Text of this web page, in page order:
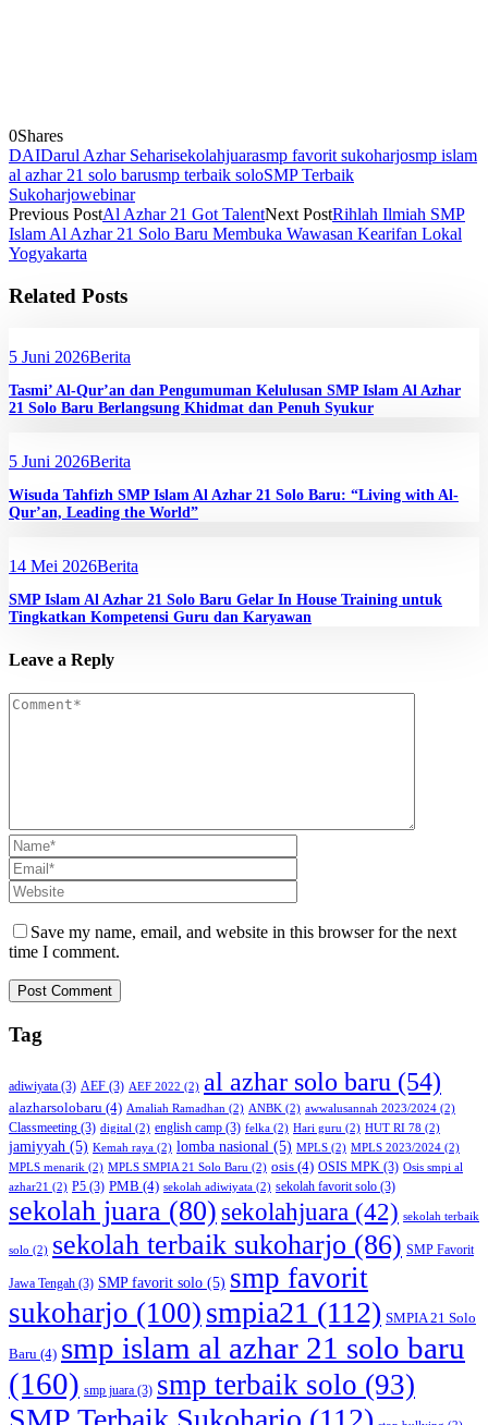
0Shares
DAIDarul Azhar Seharisekolahjuarasmp favorit sukoharjosmp islam
al azhar 21 solo barusmp terbaik soloSMP Terbaik
Sukoharjowebinar
Previous PostAl Azhar 21 Got TalentNext PostRihlah Ilmiah SMP
Islam Al Azhar 21 Solo Baru Membuka Wawasan Kearifan Lokal
Yogyakarta
Related Posts
5 Juni 2026Berita
Tasmi’ Al-Qur’an dan Pengumuman Kelulusan SMP Islam Al Azhar
21 Solo Baru Berlangsung Khidmat dan Penuh Syukur
5 Juni 2026Berita
Wisuda Tahfizh SMP Islam Al Azhar 21 Solo Baru: “Living with Al-
Qur’an, Leading the World”
14 Mei 2026Berita
SMP Islam Al Azhar 21 Solo Baru Gelar In House Training untuk
Tingkatkan Kompetensi Guru dan Karyawan
Leave a Reply
Save my name, email, and website in this browser for the next
time I comment.
Tag
adiwiyata (3) AEF (3) AEF 2022 (2) al azhar solo baru (54)
alazharsolobaru (4) Amaliah Ramadhan (2) ANBK (2) awwalusannah 2023/2024 (2)
Classmeeting (3) digital (2) english camp (3) felka (2) Hari guru (2) HUT RI 78 (2)
jamiyyah (5) Kemah raya (2) lomba nasional (5) MPLS (2) MPLS 2023/2024 (2)
MPLS menarik (2) MPLS SMPIA 21 Solo Baru (2) osis (4) OSIS MPK (3) Osis smpi al
azhar21 (2) P5 (3) PMB (4) sekolah adiwiyata (2) sekolah favorit solo (3)
sekolah juara (80) sekolahjuara (42) sekolah terbaik
solo (2) sekolah terbaik sukoharjo (86) SMP Favorit
Jawa Tengah (3) SMP favorit solo (5) smp favorit
sukoharjo (100) smpia21 (112) SMPIA 21 Solo
Baru (4) smp islam al azhar 21 solo baru
(160) smp juara (3) smp terbaik solo (93)